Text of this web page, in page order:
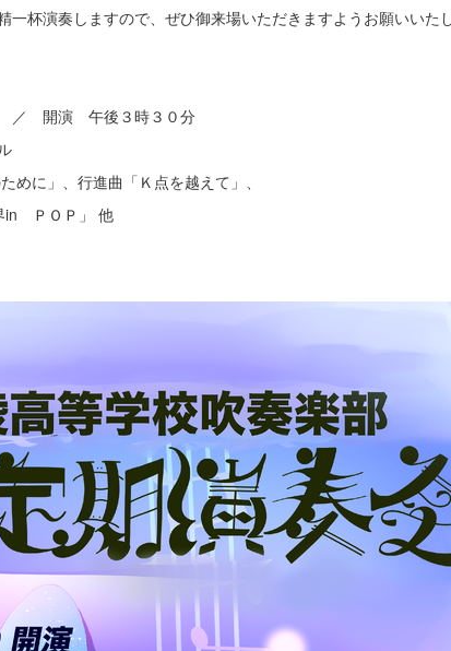
杯演奏しますので、ぜひ御来場いただきますようお願いいた
開演 午後３時３０分
」、行進曲「Ｋ点を越えて」、
ＰＯＰ」 他